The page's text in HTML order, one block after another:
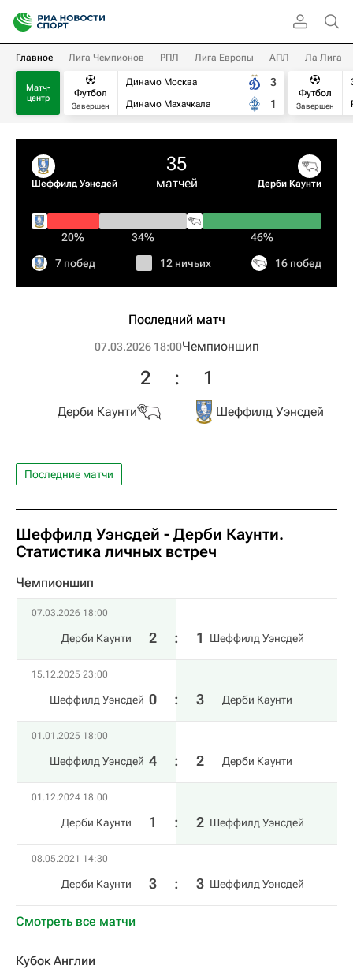
Главное Лига Чемпионов РПЛ Лига Европы АПЛ Ла Лига
Матч-
центр
Футбол
Завершен
Динамо Москва
Динамо Махачкала
3
1
Футбол
Завершен
Шеффилд Уэнсдей
35
матчей Дерби Каунти
20% 34% 46%
7 побед 12 ничьих 16 побед
Последний матч
07.03.2026 18:00Чемпионшип
Дерби Каунти
2 : 1
Шеффилд Уэнсдей
Последние матчи
Шеффилд Уэнсдей - Дерби Каунти.
Статистика личных встреч
Чемпионшип
07.03.2026 18:00
Дерби Каунти 2 : 1 Шеффилд Уэнсдей
15.12.2025 23:00
Шеффилд Уэнсдей 0 : 3 Дерби Каунти
01.01.2025 18:00
Шеффилд Уэнсдей 4 : 2 Дерби Каунти
01.12.2024 18:00
Дерби Каунти 1 : 2 Шеффилд Уэнсдей
08.05.2021 14:30
Дерби Каунти 3 : 3 Шеффилд Уэнсдей
Смотреть все матчи
Кубок Англии